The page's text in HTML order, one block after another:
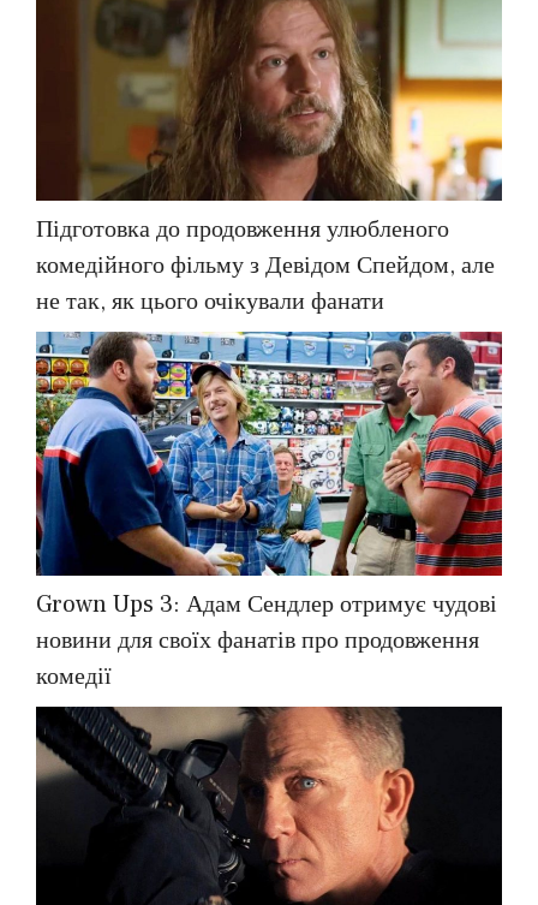
Підготовка до продовження улюбленого
комедійного фільму з Девідом Спейдом, але
не так, як цього очікували фанати
Grown Ups 3: Адам Сендлер отримує чудові
новини для своїх фанатів про продовження
комедії